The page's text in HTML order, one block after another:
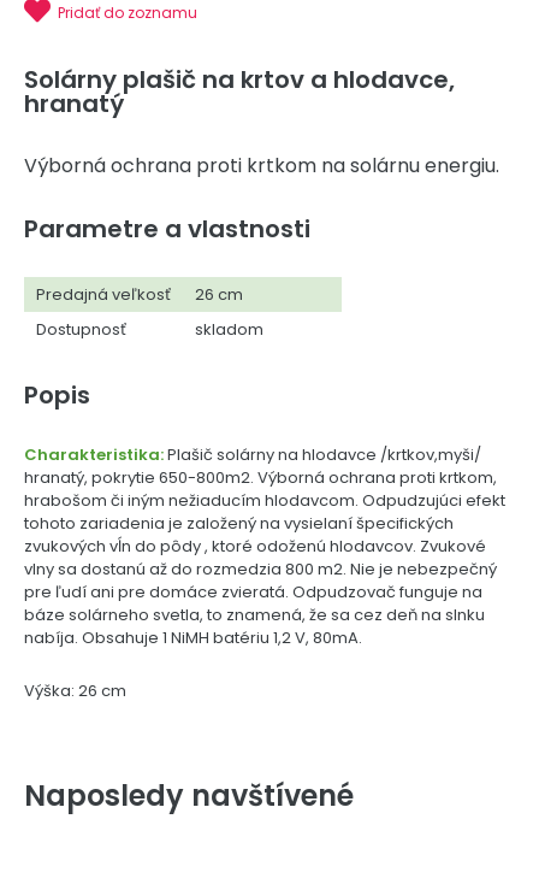
Pridať do zoznamu
Solárny plašič na krtov a hlodavce,
hranatý
Výborná ochrana proti krtkom na solárnu energiu.
Parametre a vlastnosti
Predajná veľkosť
26 cm
Dostupnosť
skladom
Popis
Charakteristika:Plašič solárny na hlodavce /krtkov,myši/
hranatý, pokrytie 650-800m2. Výborná ochrana proti krtkom,
hrabošom či iným nežiaducím hlodavcom. Odpudzujúci efekt
tohoto zariadenia je založený na vysielaní špecifických
zvukových vĺn do pôdy , ktoré odoženú hlodavcov. Zvukové
vlny sa dostanú až do rozmedzia 800 m2. Nie je nebezpečný
pre ľudí ani pre domáce zvieratá. Odpudzovač funguje na
báze solárneho svetla, to znamená, že sa cez deň na slnku
nabíja. Obsahuje 1 NiMH batériu 1,2 V, 80mA.
Výška: 26 cm
Naposledy navštívené